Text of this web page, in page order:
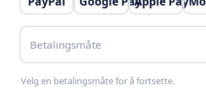
Betalingsmåte
Velg en betalingsmåte for å fortsette.